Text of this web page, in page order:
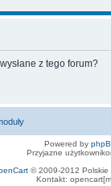
z tego forum?
Powered by
Przyjazne
© 2009-2012 Polskie
Kontakt: